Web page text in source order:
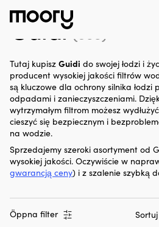
Guidi
Tutaj kupisz Guidi do swojej łodzi i
producent wysokiej jakości filtrów
są kluczowe dla ochrony silnika łodzi
odpadami i zanieczyszczeniami.
wytrzymałym filtrom możesz
cieszyć się bezpiecznym i
na wodzie.
Sprzedajemy szeroki asortyment od
wysokiej jakości. Oczywiście w
gwarancją ceny) i z szalenie szybką
Öppna filter